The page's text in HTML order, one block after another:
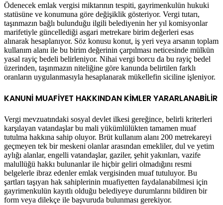
Ödenecek emlak vergisi miktarının tespiti, gayrimenkulün hukuki
statüsüne ve konumuna göre değişiklik gösteriyor. Vergi tutarı,
taşınmazın bağlı bulunduğu ilgili belediyenin her yıl komisyonlar
marifetiyle güncellediği asgari metrekare birim değerleri esas
alınarak hesaplanıyor. Söz konusu konut, iş yeri veya arsanın toplam
kullanım alanı ile bu birim değerinin çarpılması neticesinde mülkün
yasal rayiç bedeli belirleniyor. Nihai vergi borcu da bu rayiç bedel
üzerinden, taşınmazın niteliğine göre kanunda belirtilen farklı
oranların uygulanmasıyla hesaplanarak mükellefin siciline işleniyor.
KANUNİ MUAFİYET HAKKINDAN KİMLER YARARLANABİLİR
Vergi mevzuatındaki sosyal devlet ilkesi gereğince, belirli kriterleri
karşılayan vatandaşlar bu mali yükümlülükten tamamen muaf
tutulma hakkına sahip oluyor. Brüt kullanım alanı 200 metrekareyi
geçmeyen tek bir meskeni olanlar arasından emekliler, dul ve yetim
aylığı alanlar, engelli vatandaşlar, gaziler, şehit yakınları, vazife
malullüğü hakkı bulunanlar ile hiçbir geliri olmadığını resmi
belgelerle ibraz edenler emlak vergisinden muaf tutuluyor. Bu
şartları taşıyan hak sahiplerinin muafiyetten faydalanabilmesi için
gayrimenkulün kayıtlı olduğu belediyeye durumlarını bildiren bir
form veya dilekçe ile başvuruda bulunması gerekiyor.